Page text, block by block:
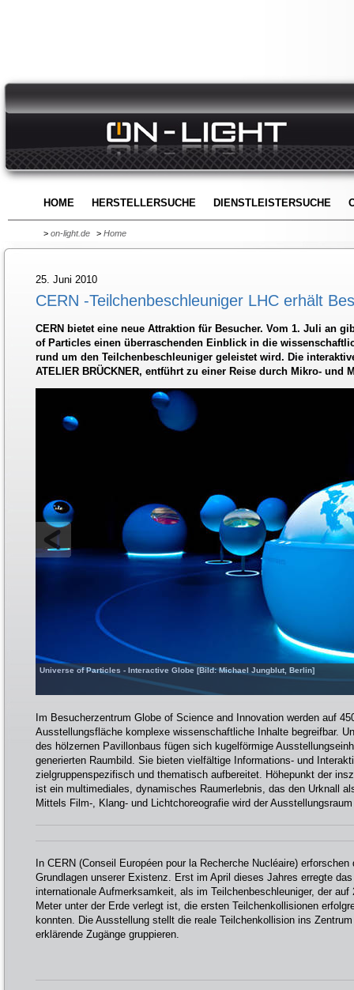
HOME HERSTELLERSUCHE DIENSTLEISTERSUCHE
> on-light.de > Home
25. Juni 2010
CERN -Teilchenbeschleuniger LHC erhält
CERN bietet eine neue Attraktion für Besucher. Vom 1. Juli an
of Particles einen überraschenden Einblick in die
rund um den Teilchenbeschleuniger geleistet wird. Die
ATELIER BRÜCKNER, entführt zu einer Reise durch Mikro- und
Universe of Particles - Interactive Globe [Bild: Michael Jungblut, Berlin]
Im Besucherzentrum Globe of Science and Innovation werden auf
Ausstellungsfläche komplexe wissenschaftliche Inhalte begreifbar.
des hölzernen Pavillonbaus fügen sich kugelförmige
generierten Raumbild. Sie bieten vielfältige Informations- und
zielgruppenspezifisch und thematisch aufbereitet. Höhepunkt der
ist ein multimediales, dynamisches Raumerlebnis, das den Urknall
Mittels Film-, Klang- und Lichtchoreografie wird der
In CERN (Conseil Européen pour la Recherche Nucléaire)
Grundlagen unserer Existenz. Erst im April dieses Jahres erregte
internationale Aufmerksamkeit, als im Teilchenbeschleuniger, der auf
Meter unter der Erde verlegt ist, die ersten Teilchenkollisionen
konnten. Die Ausstellung stellt die reale Teilchenkollision ins
erklärende Zugänge gruppieren.